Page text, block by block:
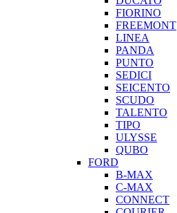
FIORINO
FREEMONT
LINEA
PANDA
PUNTO
SEDICI
SEICENTO
SCUDO
TALENTO
TIPO
ULYSSE
QUBO
FORD
B-MAX
C-MAX
CONNECT